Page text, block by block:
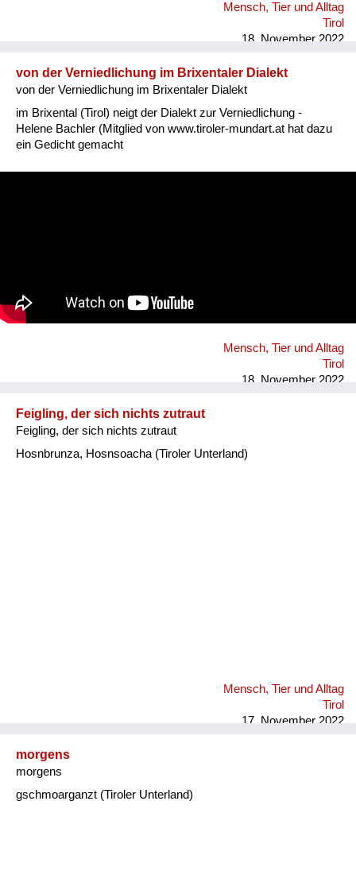
Mensch, Tier und Alltag
Tirol
18. November 2022
von der Verniedlichung im Brixentaler Dialekt
von der Verniedlichung im Brixentaler Dialekt
im Brixental (Tirol) neigt der Dialekt zur Verniedlichung -
Helene Bachler (Mitglied von www.tiroler-mundart.at hat dazu
ein Gedicht gemacht
Mensch, Tier und Alltag
Tirol
18. November 2022
Feigling, der sich nichts zutraut
Feigling, der sich nichts zutraut
Hosnbrunza, Hosnsoacha (Tiroler Unterland)
Mensch, Tier und Alltag
Tirol
17. November 2022
morgens
morgens
gschmoarganzt (Tiroler Unterland)